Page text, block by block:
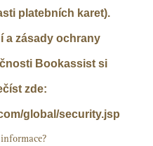
platebních karet).
a zásady ochrany
Bookassist si
zde:
global/security.jsp